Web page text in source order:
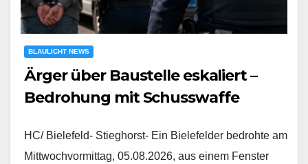
BLAULICHT NEWS
Ärger über Baustelle eskaliert –
Bedrohung mit Schusswaffe
HC/ Bielefeld- Stieghorst- Ein Bielefelder bedrohte am
Mittwochvormittag, 05.08.2026, aus einem Fenster